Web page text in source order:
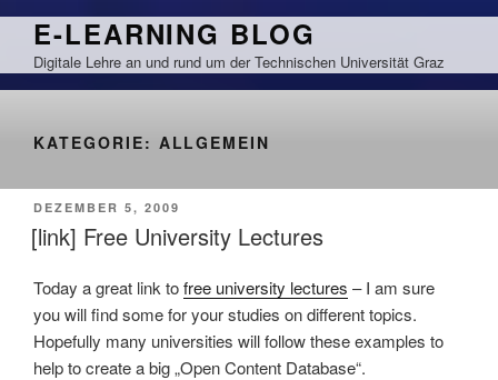
Zum
springen
E-LEARNING BLOG
Digitale Lehre an und rund um der Technischen Universität Graz
KATEGORIE: ALLGEMEIN
VERÖFFENTLICHT
AM
DEZEMBER 5, 2009
[link] Free University Lectures
Today a great link tofree university lectures – I am sure
you will find some for your studies on different topics.
Hopefully many universities will follow these examples to
help to create a big „Open Content Database“.